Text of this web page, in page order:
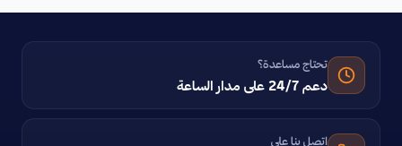
تحتاج مساعدة؟
دعم 24/7 على مدار الساعة
اتصل بنا على